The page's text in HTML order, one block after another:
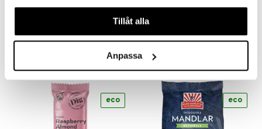
våra cookies vid fortsatt användande av vår webbplats.
Tillåt alla
Anpassa
ALLÉVO
1,90 € 2,49 €
eco eco